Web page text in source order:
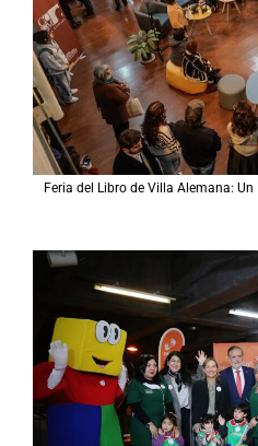
Feria del Libro de Villa Alemana: